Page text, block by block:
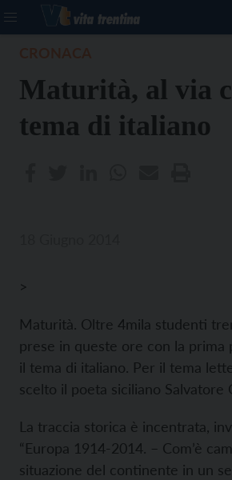
Maturità, al via
tema di italiano
>
Maturità. Oltre 4mila studenti
prese in queste ore con la prima
il tema di italiano. Per il tema
scelto il poeta siciliano Salvatore
La traccia storica è incentrata,
“Europa 1914-2014. – Com’è
situazione del continente in un